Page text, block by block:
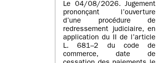
Le 04/08/2026. Jugement
prononçant l’ouverture
d’une procédure de
redressement judiciaire, en
application du II de l’article
L. 681–2 du code de
commerce, date de